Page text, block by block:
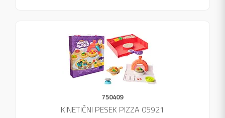
750409
KINETIČNI PESEK PIZZA 05921